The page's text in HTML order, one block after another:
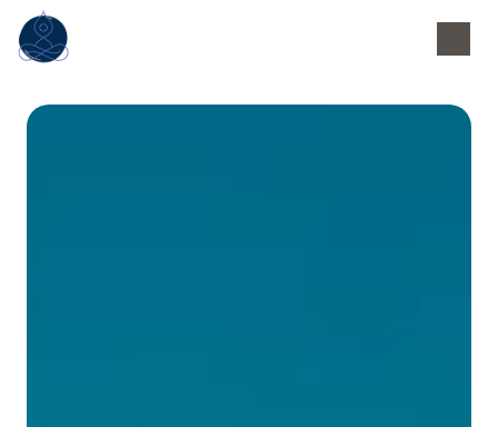
Panneau de gestion des cookies